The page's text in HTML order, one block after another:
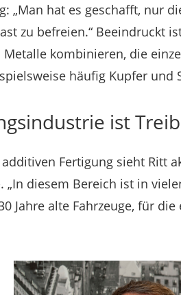
„Man hat es geschafft, nur
zu befreien.“ Beeindruckt
kombinieren, die
häufig Kupfer und
ist
Fertigung sieht Ritt
diesem Bereich ist in
Jahre alte Fahrzeuge, für